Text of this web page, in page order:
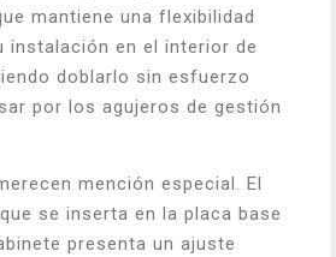
mantiene una flexibilidad
instalación en el interior de
doblarlo sin esfuerzo
por los agujeros de gestión
mención especial. El
se inserta en la placa base
presenta un ajuste